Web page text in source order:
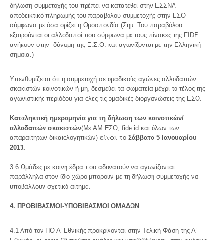
δήλωση συμμετοχής του πρέπει να κατατεθεί στην ΕΣΣΝΑ
αποδεικτικό πληρωμής του παραβόλου συμμετοχής στην ΕΣΟ
σύμφωνα με όσα ορίζει η Ομοσπονδία (Σημ: Του παραβόλου
εξαιρούνται οι αλλοδαποί που σύμφωνα με τους πίνακες της FIDE
ανήκουν στην δύναμη της Ε.Σ.Ο. και αγωνίζονται με την Ελληνική
σημαία.)
Υπενθυμίζεται ότι η συμμετοχή σε ομαδικούς αγώνες αλλοδαπών
σκακιστών κοινοτικών ή μη, δεσμεύει τα σωματεία μέχρι το τέλος της
αγωνιστικής περιόδου για όλες τις ομαδικές διοργανώσεις της ΕΣΟ.
Καταληκτική ημερομηνία για τη δήλωση των κοινοτικών/
αλλοδαπών σκακιστών(Με ΑΜ ΕΣΟ, fide id και όλων των
απαραίτητων δικαιολογητικών) είναι το Σάββατο 5 Ιανουαρίου
2013.
3.6 Ομάδες με κοινή έδρα που αδυνατούν να αγωνίζονται
παράλληλα στον ίδιο χώρο μπορούν με τη δήλωση συμμετοχής να
υποβάλλουν σχετικό αίτημα.
4. ΠΡΟΒΙΒΑΣΜΟΙ-ΥΠΟΒΙΒΑΣΜΟΙ ΟΜΑΔΩΝ
4.1 Από τον ΠΟ Α’ Εθνικής προκρίνονται στην Τελική Φάση της Α’